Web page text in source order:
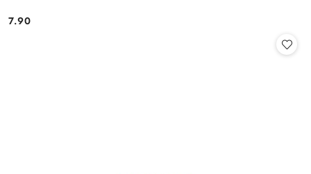
Cena:
7.90